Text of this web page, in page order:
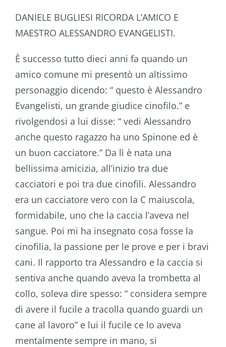
DANIELE BUGLIESI RICORDA L’AMICO E
MAESTRO ALESSANDRO EVANGELISTI.
È successo tutto dieci anni fa quando un
amico comune mi presentò un altissimo
personaggio dicendo: “ questo è Alessandro
Evangelisti, un grande giudice cinofilo.” e
rivolgendosi a lui disse: “ vedi Alessandro
anche questo ragazzo ha uno Spinone ed è
un buon cacciatore.” Da lì è nata una
bellissima amicizia, all’inizio tra due
cacciatori e poi tra due cinofili. Alessandro
era un cacciatore vero con la C maiuscola,
formidabile, uno che la caccia l’aveva nel
sangue. Poi mi ha insegnato cosa fosse la
cinofilia, la passione per le prove e per i bravi
cani. Il rapporto tra Alessandro e la caccia si
sentiva anche quando aveva la trombetta al
collo, soleva dire spesso: “ considera sempre
di avere il fucile a tracolla quando guardi un
cane al lavoro” e lui il fucile ce lo aveva
mentalmente sempre in mano, si